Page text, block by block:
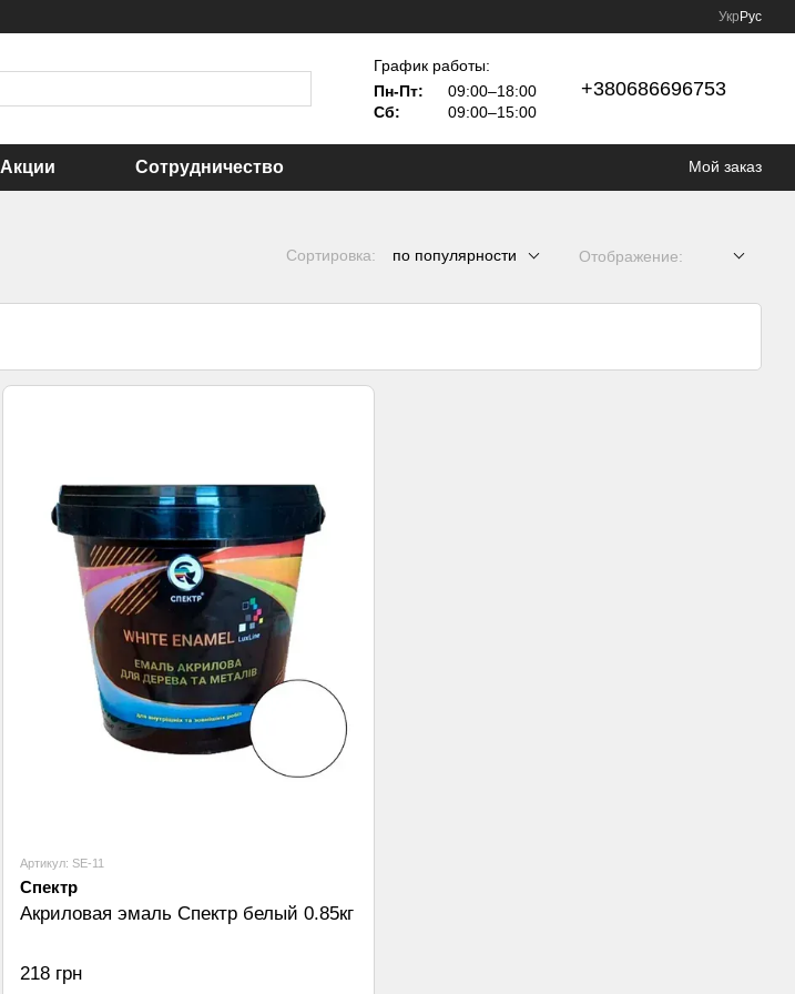
Укр Рус
График работы:
Пн-Пт:
09:00–18:00
Сб:
09:00–15:00
+380686696753
Акции Сотрудничество Мой заказ
Сортировка: по популярности Отображение:
Артикул: SE-11
Спектр
Акриловая эмаль Спектр белый 0.85кг
218 грн